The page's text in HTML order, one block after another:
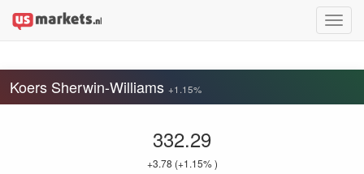
Toggle
Koers Sherwin-Williams +1.15%
332.29
+3.78 (+1.15% )